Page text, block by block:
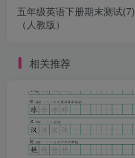
五年级英语下册期末测试(7)
（人教版）
相关推荐